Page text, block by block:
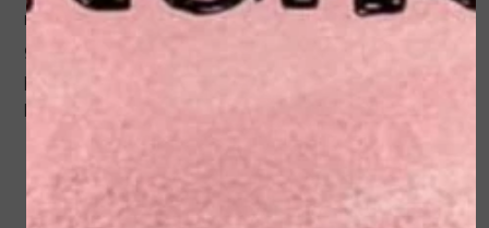
natuurlijke ingrediënten en bevat zorgvuldig
geselecteerde werkstoffen. De producten zijn vrij van
parabenen, minerale oliën, overbodige geur- en
kleurstoffen en uiteraard dierproefvrij.